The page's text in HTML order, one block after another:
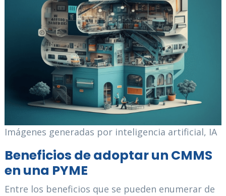
Imágenes generadas por inteligencia artificial, IA
Beneficios de adoptar un CMMS
en una PYME
Entre los beneficios que se pueden enumerar de